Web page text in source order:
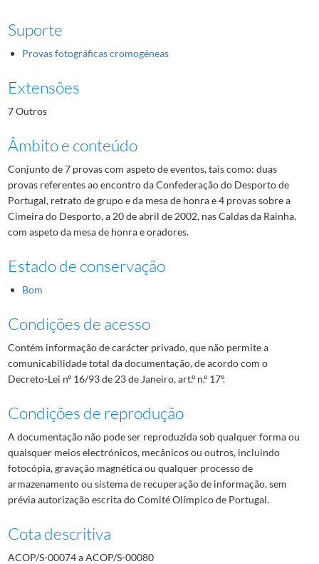
Suporte
Provas fotográficas cromogéneas
Extensões
7 Outros
Âmbito e conteúdo
Conjunto de 7 provas com aspeto de eventos, tais como: duas
provas referentes ao encontro da Confederação do Desporto de
Portugal, retrato de grupo e da mesa de honra e 4 provas sobre a
Cimeira do Desporto, a 20 de abril de 2002, nas Caldas da Rainha,
com aspeto da mesa de honra e oradores.
Estado de conservação
Bom
Condições de acesso
Contém informação de carácter privado, que não permite a
comunicabilidade total da documentação, de acordo com o
Decreto-Lei nº 16/93 de 23 de Janeiro, art.º n.º 17º.
Condições de reprodução
A documentação não pode ser reproduzida sob qualquer forma ou
quaisquer meios electrónicos, mecânicos ou outros, incluindo
fotocópia, gravação magnética ou qualquer processo de
armazenamento ou sistema de recuperação de informação, sem
prévia autorização escrita do Comité Olímpico de Portugal.
Cota descritiva
ACOP/S-00074 a ACOP/S-00080